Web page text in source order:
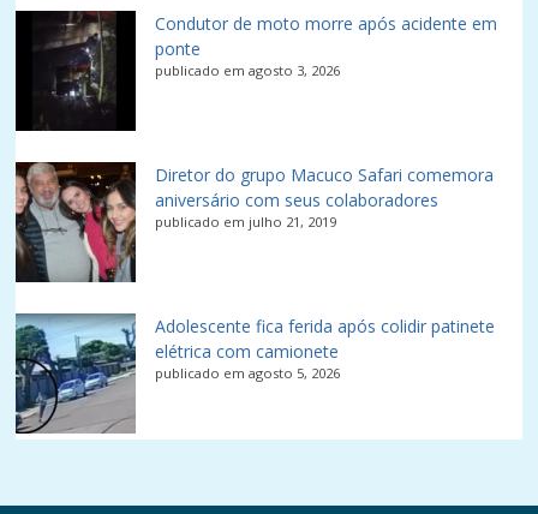
Condutor de moto morre após acidente em
ponte
publicado em agosto 3, 2026
Diretor do grupo Macuco Safari comemora
aniversário com seus colaboradores
publicado em julho 21, 2019
Adolescente fica ferida após colidir patinete
elétrica com camionete
publicado em agosto 5, 2026